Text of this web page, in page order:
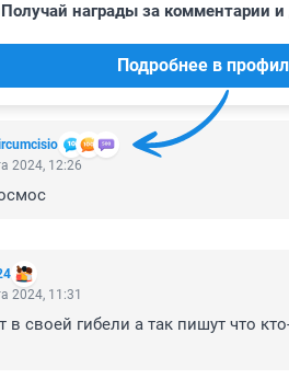
2024, 13:32
Хорошо никого с собой не
Получай награды за комментарии и
Подробнее в
2024, 12:26
2024, 11:31
в своей гибели а так пишут что